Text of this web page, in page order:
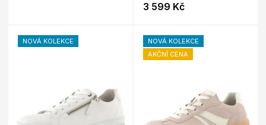
3 599 Kč
NOVÁ KOLEKCE
NOVÁ KOLEKCE
AKČNÍ CENA